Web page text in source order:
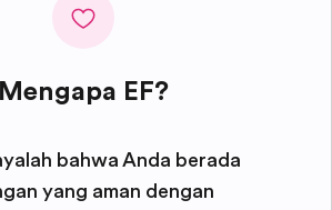
Mengapa EF?
bahwa Anda berada
yang aman dengan